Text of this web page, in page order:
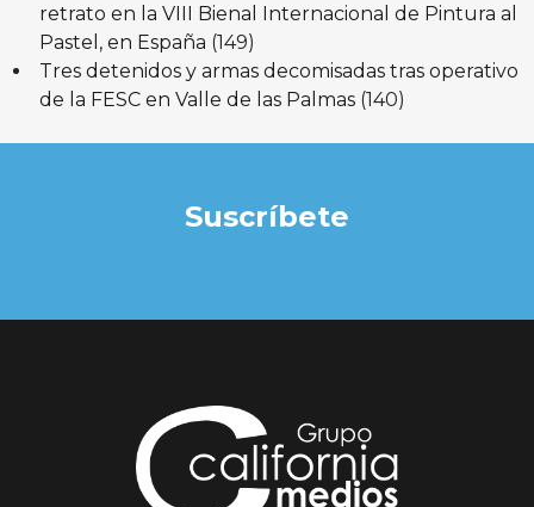
retrato en la VIII Bienal Internacional de Pintura al
Pastel, en España (149)
Tres detenidos y armas decomisadas tras operativo
de la FESC en Valle de las Palmas (140)
Suscríbete